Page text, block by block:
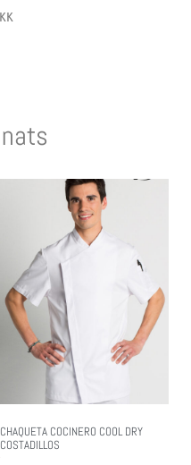
CHAQUETA COCINERO COOL DRY
COSTADILLOS